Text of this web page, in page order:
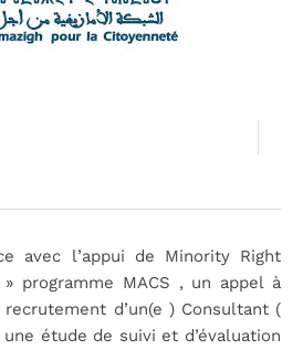
avec l’appui de Minority Right
programme MACS , un appel à
d’un(e ) Consultant (
étude de suivi et d’évaluation